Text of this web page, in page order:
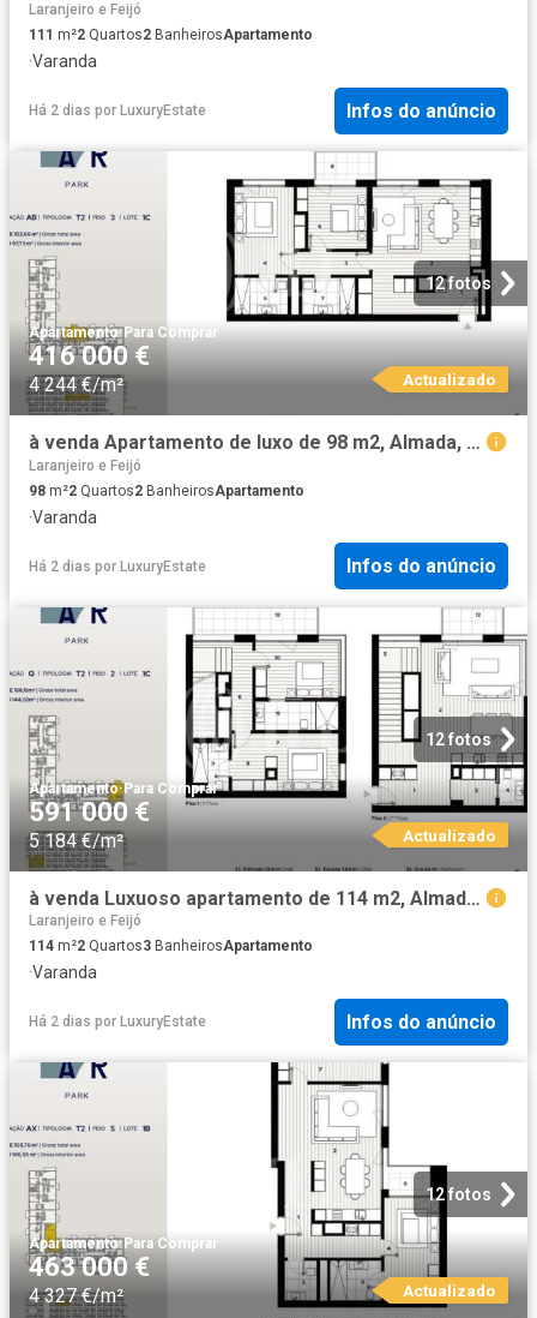
Laranjeiro e Feijó
111 m²2 Quartos2 BanheirosApartamento
·Varanda
Há 2 dias por LuxuryEstate Infos do anúncio
12 fotos
Apartamento·Para Comprar
416 000 €
4 244 €/m² Actualizado
à venda Apartamento de luxo de 98 m2, Almada, Setúbal
Laranjeiro e Feijó
98 m²2 Quartos2 BanheirosApartamento
·Varanda
Há 2 dias por LuxuryEstate Infos do anúncio
12 fotos
Apartamento·Para Comprar
591 000 €
5 184 €/m² Actualizado
à venda Luxuoso apartamento de 114 m2, Almada, Setúbal
Laranjeiro e Feijó
114 m²2 Quartos3 BanheirosApartamento
·Varanda
Há 2 dias por LuxuryEstate Infos do anúncio
12 fotos
Apartamento·Para Comprar
463 000 €
4 327 €/m² Actualizado